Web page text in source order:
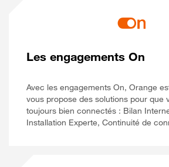
Les engagements On
Avec les engagements On, Orange
vous propose des solutions pour que
toujours bien connectés : Bilan
Installation Experte, Continuité de